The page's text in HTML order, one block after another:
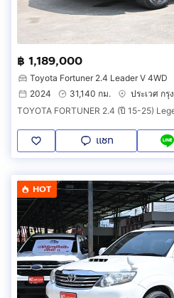
฿ 1,189,000
Toyota Fortuner 2.4 Leader V 4WD
2024
31,140 กม.
ประเวศ ก
TOYOTA FORTUNER 2.4 (ปี 15-25)
แชท
HOT